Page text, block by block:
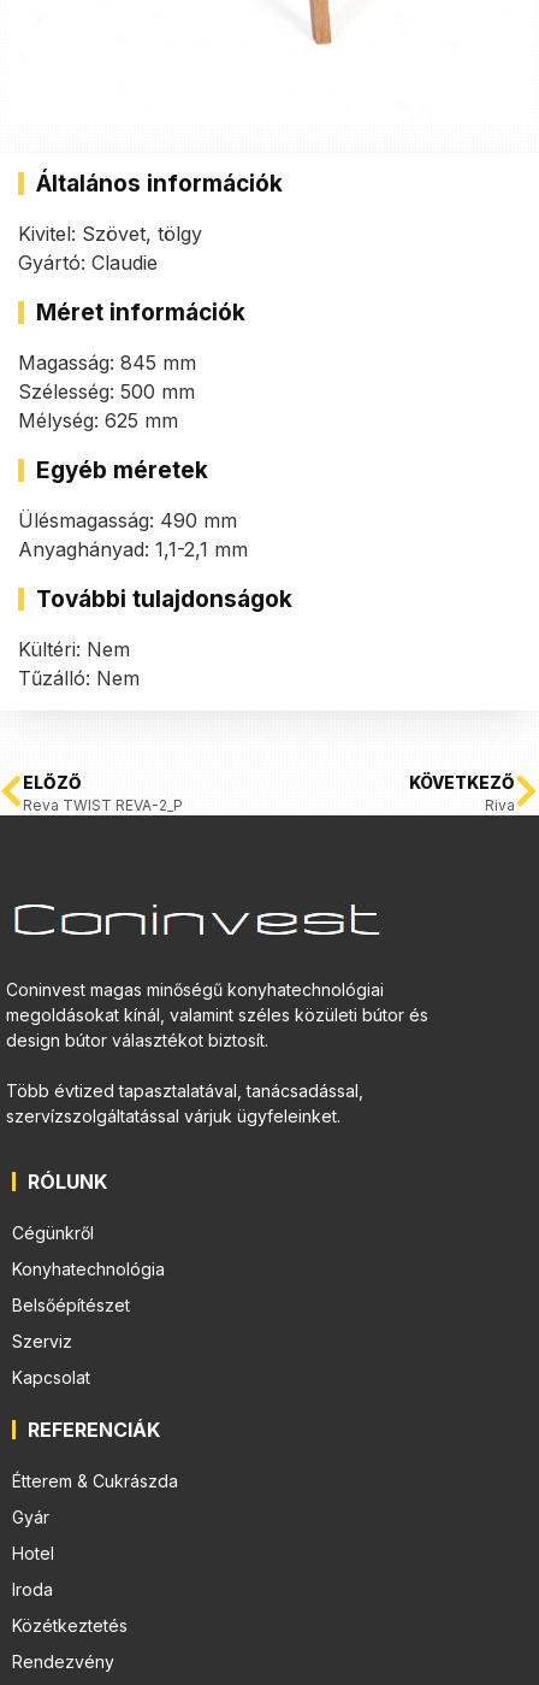
Általános információk
Kivitel: Szövet, tölgy
Gyártó: Claudie
Méret információk
Magasság: 845 mm
Szélesség: 500 mm
Mélység: 625 mm
Egyéb méretek
Ülésmagasság: 490 mm
Anyaghányad: 1,1-2,1 mm
További tulajdonságok
Kültéri: Nem
Tűzálló: Nem
ELŐZŐ
Reva TWIST REVA-2_P
KÖVETKEZŐ
Riva
Coninvest magas minőségű konyhatechnológiai
megoldásokat kínál, valamint széles közületi bútor és
design bútor választékot biztosít.
Több évtized tapasztalatával, tanácsadással,
szervízszolgáltatással várjuk ügyfeleinket.
RÓLUNK
Cégünkről
Konyhatechnológia
Belsőépítészet
Szerviz
Kapcsolat
REFERENCIÁK
Étterem & Cukrászda
Gyár
Hotel
Iroda
Közétkeztetés
Rendezvény